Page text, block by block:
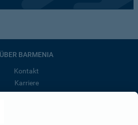
ÜBER BARMENIA
Kontakt
Karriere